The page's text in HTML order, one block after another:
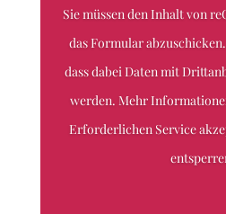
Sie müssen den Inhalt von
das Formular
dass dabei Daten mit
werden. Mehr
Erforderlichen Service